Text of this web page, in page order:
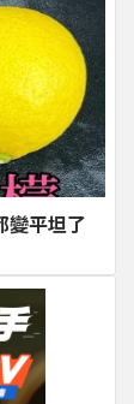
變平坦了